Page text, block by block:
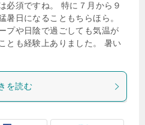
必須ですね。 特に７月から９
暑日になることもちらほら。
プや日陰で過ごしても気温が
とも経験上ありました。 暑い
を読む